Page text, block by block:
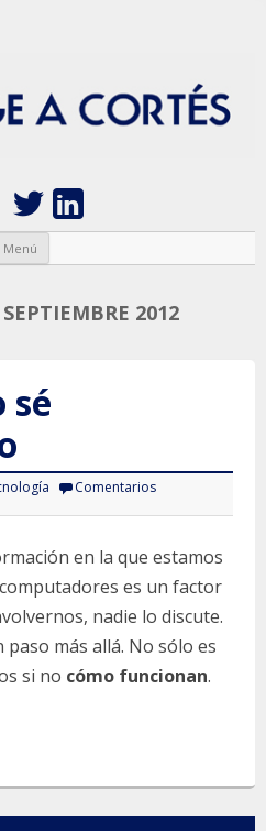
Menú Saltar al contenido
SEPTIEMBRE 2012
sé
Comentarios
en la que estamos
es un factor
nadie lo discute.
más allá. No sólo es
si no cómo funcionan.